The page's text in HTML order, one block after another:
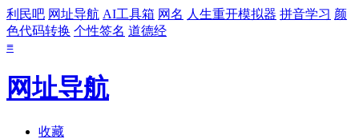
利民吧 网址导航 AI工具箱 网名 人生重开模拟器 拼音学习 颜
色代码转换 个性签名 道德经
≡
网址导航
收藏